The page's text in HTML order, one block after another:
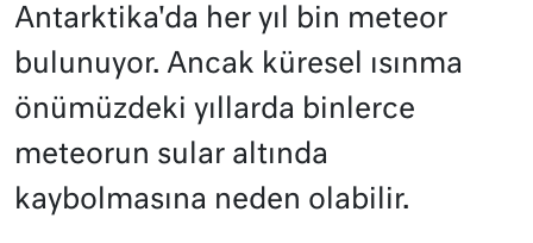
Antarktika'da her yıl bin meteor
bulunuyor. Ancak küresel ısınma
önümüzdeki yıllarda binlerce
meteorun sular altında
kaybolmasına neden olabilir.